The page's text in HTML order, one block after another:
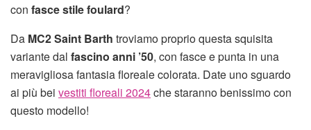
con fasce stile foulard?
Da MC2 Saint Barth troviamo proprio questa squisita
variante dal fascino anni ’50, con fasce e punta in una
meravigliosa fantasia floreale colorata. Date uno sguardo
ai più bei vestiti floreali 2024che staranno benissimo con
questo modello!